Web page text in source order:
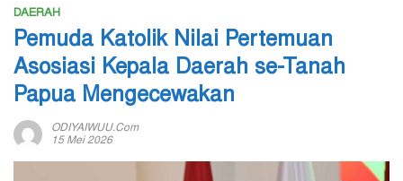
DAERAH
Pemuda Katolik Nilai Pertemuan
Asosiasi Kepala Daerah se-Tanah
Papua Mengecewakan
ODIYAIWUU.com
15 Mei 2026